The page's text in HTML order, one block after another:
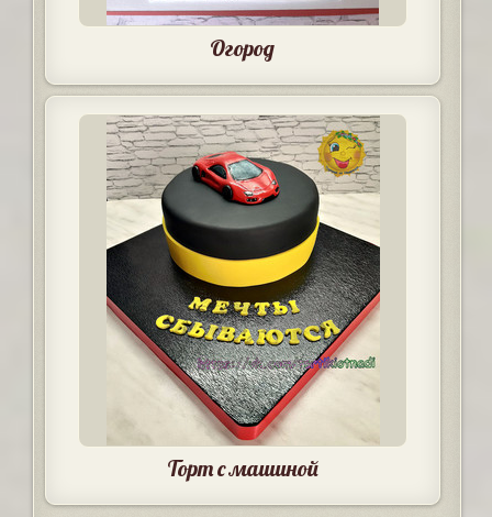
Огород
Торт с машиной